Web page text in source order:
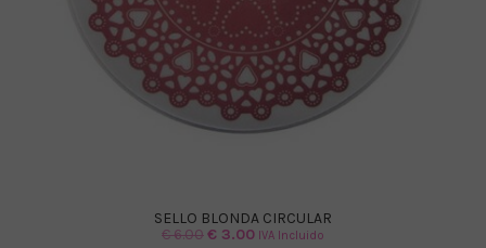
SELLO BLONDA CIRCULAR
€6.00El
€ 3.00ElIVA Incluido